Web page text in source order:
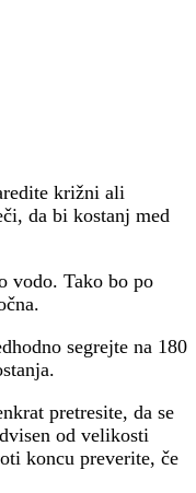
križni ali
da bi kostanj med
vodo. Tako bo po
segrejte na 180
pretresite, da se
od velikosti
koncu preverite, če